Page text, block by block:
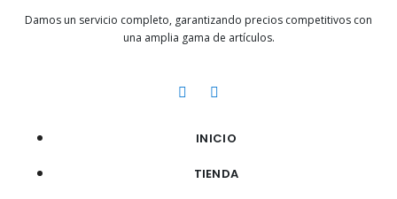
Damos un servicio completo, garantizando precios competitivos con
una amplia gama de artículos.
INICIO
TIENDA